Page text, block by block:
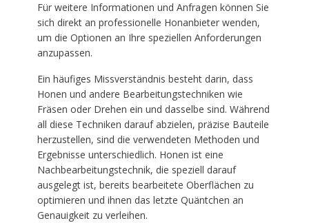
Für weitere Informationen und Anfragen können Sie
sich direkt an professionelle Honanbieter wenden,
um die Optionen an Ihre speziellen Anforderungen
anzupassen.
Ein häufiges Missverständnis besteht darin, dass
Honen und andere Bearbeitungstechniken wie
Fräsen oder Drehen ein und dasselbe sind. Während
all diese Techniken darauf abzielen, präzise Bauteile
herzustellen, sind die verwendeten Methoden und
Ergebnisse unterschiedlich. Honen ist eine
Nachbearbeitungstechnik, die speziell darauf
ausgelegt ist, bereits bearbeitete Oberflächen zu
optimieren und ihnen das letzte Quäntchen an
Genauigkeit zu verleihen.